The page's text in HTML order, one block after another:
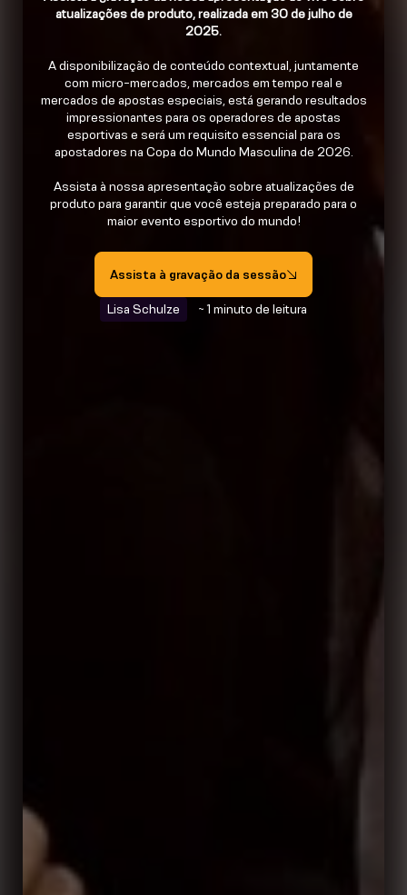
atualizações de produto, realizada em 30 de julho de
2025.
A disponibilização de conteúdo contextual, juntamente
com micro-mercados, mercados em tempo real e
mercados de apostas especiais, está gerando resultados
impressionantes para os operadores de apostas
esportivas e será um requisito essencial para os
apostadores na Copa do Mundo Masculina de 2026.
Assista à nossa apresentação sobre atualizações de
produto para garantir que você esteja preparado para o
maior evento esportivo do mundo!
Assista à gravação da sessão
Lisa Schulze ~ 1 minuto de leitura